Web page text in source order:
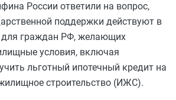
России ответили на вопрос,
поддержки действуют в
для граждан РФ, желающих
условия, включая
льготный ипотечный кредит на
строительство (ИЖС).